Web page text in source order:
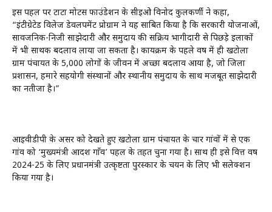
इस पहल पर टाटा मोटर्स फाउंडेशन के सीईओ विनोद कुलकर्णी ने कहा,
“इंटीग्रेटेड विलेज डेवलपमेंट प्रोग्राम ने यह साबित किया है कि सरकारी योजनाओं,
सार्वजनिक-निजी साझेदारी और समुदाय की सक्रिय भागीदारी से पिछड़े इलाकों
में भी सार्थक बदलाव लाया जा सकता है। कार्यक्रम के पहले वर्ष में ही खटोला
ग्राम पंचायत के 5,000 लोगों के जीवन में अच्छा बदलाव आया है, जो जिला
प्रशासन, हमारे सहयोगी संस्थानों और स्थानीय समुदाय के साथ मजबूत साझेदारी
का नतीजा है।”
आईवीडीपी के असर को देखते हुए खटोला ग्राम पंचायत के चार गांवों में से एक
गांव को ‘मुख्यमंत्री आदर्श गाँव’ पहल के तहत चुना गया है। साथ ही इसे वित्त वर्ष
2024-25 के लिए प्रधानमंत्री उत्कृष्टता पुरस्कार के चयन के लिए भी सलेक्‍शन
किया गया है।